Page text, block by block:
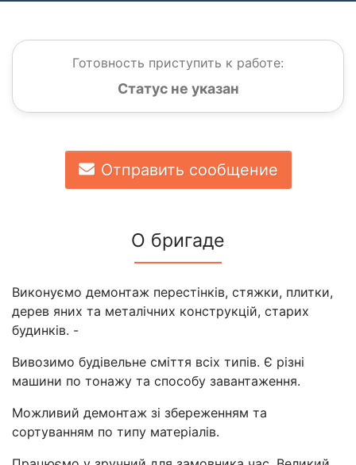
Готовность приступить к работе:
Статус не указан
Отправить сообщение
О бригаде
Виконуємо демонтаж перестінків, стяжки, плитки,
дерев яних та металічних конструкцій, старих
будинків. -
Вивозимо будівельне сміття всіх типів. Є різні
машини по тонажу та способу завантаження.
Можливий демонтаж зі збереженням та
сортуванням по типу матеріалів.